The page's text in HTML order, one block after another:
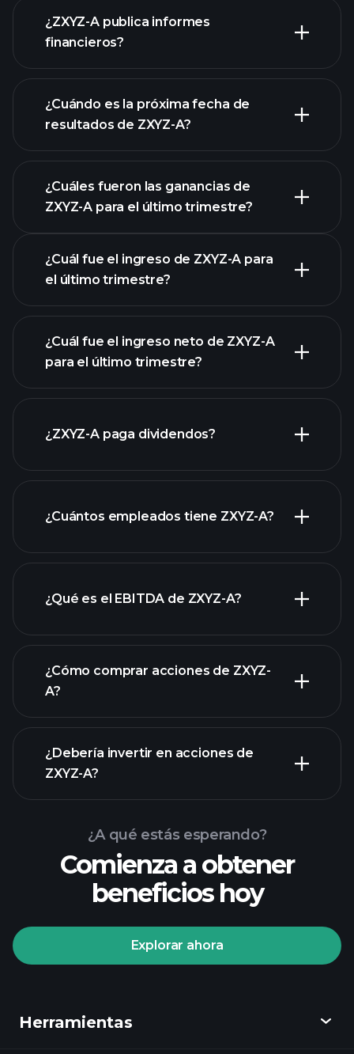
nuestra lista de acciones
¿ZXYZ-A publica informes
financieros?
los estados financieros
de ZXYZ-A
¿Cuándo es la próxima fecha de
resultados de ZXYZ-A?
¿Cuáles fueron las ganancias de
ZXYZ-A para el último trimestre?
las ganancias de ZXYZ-A
¿Cuál fue el ingreso de ZXYZ-A para
el último trimestre?
informes financieros
¿Cuál fue el ingreso neto de ZXYZ-A
para el último trimestre?
informes financieros
¿ZXYZ-A paga dividendos?
acciones de alto dividendo
¿Cuántos empleados tiene ZXYZ-A?
¿Qué es el EBITDA de ZXYZ-A?
informes financieros
¿Cómo comprar acciones de ZXYZ-
A?
Playtrade
recomendado
¿Debería invertir en acciones de
ZXYZ-A?
¿A qué estás esperando?
Comienza a obtener
beneficios hoy
Explorar ahora
Herramientas